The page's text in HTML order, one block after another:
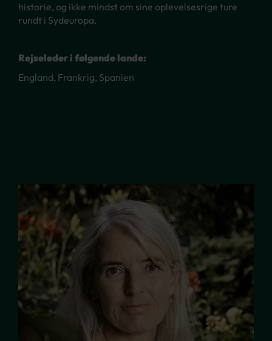
historie, og ikke mindst om sine oplevelsesrige ture
rundt i Sydeuropa.
Rejseleder i følgende lande:
England, Frankrig, Spanien